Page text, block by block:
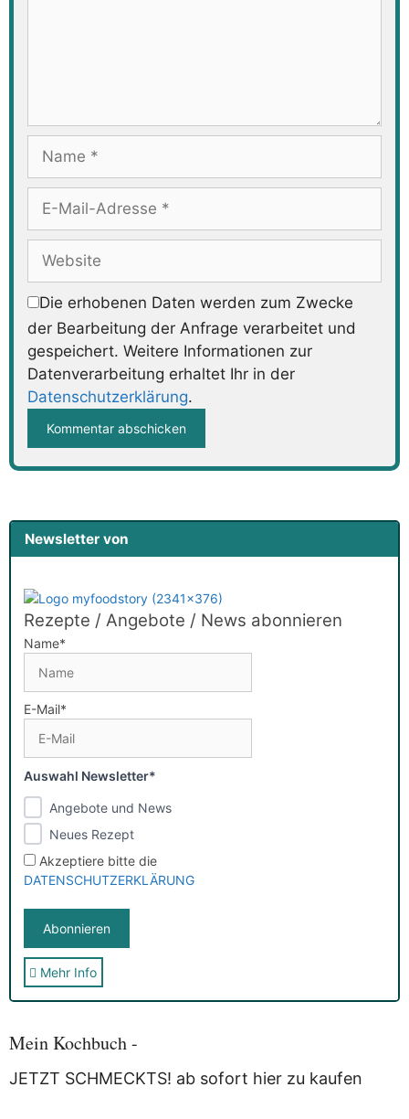
Mail-
Adresse
Die erhobenen Daten werden zum Zwecke
der Bearbeitung der Anfrage verarbeitet und
gespeichert. Weitere Informationen zur
Datenverarbeitung erhaltet Ihr in der
Datenschutzerklärung.
Newsletter von
Rezepte / Angebote / News abonnieren
Name*
E-Mail*
Auswahl Newsletter*
Angebote und News
Neues Rezept
Akzeptiere bitte die
DATENSCHUTZERKLÄRUNG
Sie erhalten nach der Anmeldung eine E-Mail, in der Sie um
Speicherung und Verarbeitung Deiner Daten durch
Myfoodstory einverstanden. Deine Daten werden
Dritte weitergegeben und dienen nur für diesen Service!
Mehr Info
Mein Kochbuch -
JETZT SCHMECKTS! ab sofort hier zu kaufen